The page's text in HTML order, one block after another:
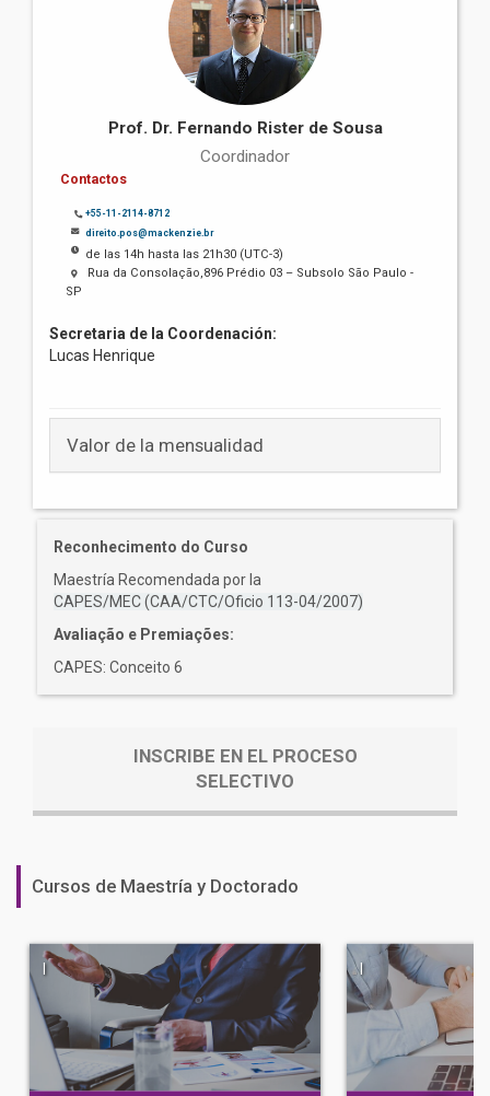
Prof. Dr. Fernando Rister de Sousa
Coordinador
Contactos
+55-11-2114-8712
direito.pos@mackenzie.br
de las 14h hasta las 21h30 (UTC-3)
Rua da Consolação,896 Prédio 03 – Subsolo São Paulo -
SP
Secretaria de la Coordenación:
Lucas Henrique
Valor de la mensualidad
Reconhecimento do Curso
Maestría Recomendada por la
CAPES/MEC (CAA/CTC/Oficio 113-04/2007)
Avaliação e Premiações:
CAPES: Conceito 6
INSCRIBE EN EL PROCESO
SELECTIVO
Cursos de Maestría y Doctorado
| |